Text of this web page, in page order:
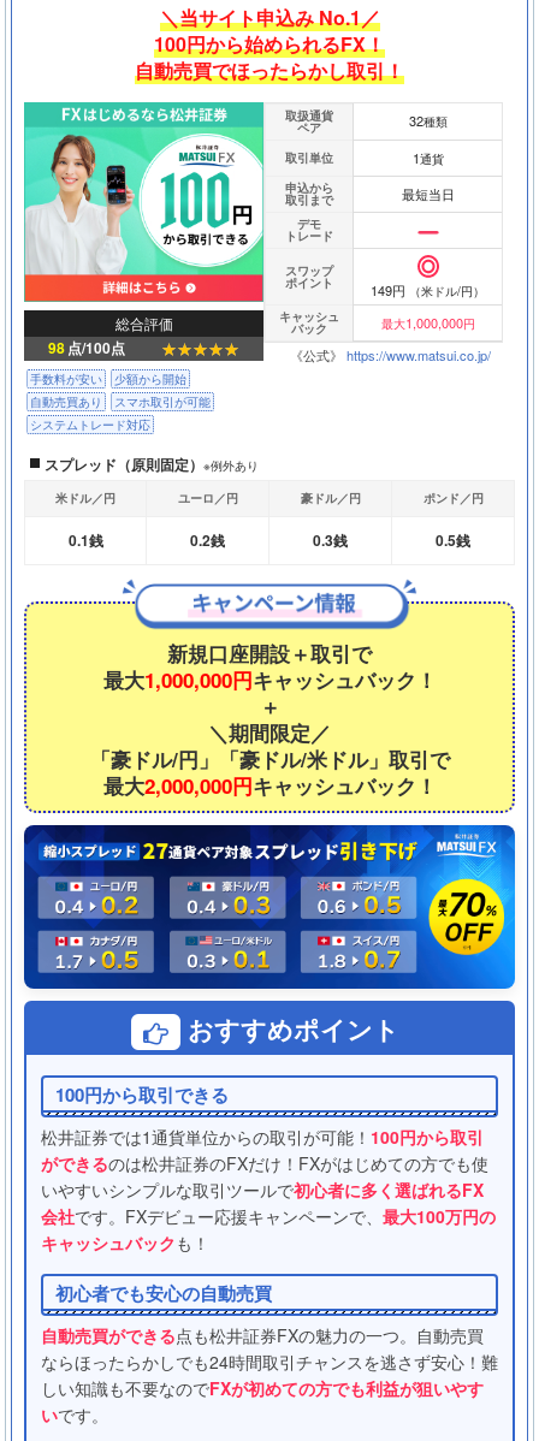
＼当サイト申込み No.1／
100円から始められるFX！
自動売買でほったらかし取引！
総合評価
98点/100点
手数料が安い
少額から開始
自動売買あり
スマホ取引が可能
システムトレード対応
取扱通貨
ペア 32種類
取引単位 1通貨
申込から
取引まで 最短当日
デモ
トレード
スワップ
ポイント 149円
（米ドル/円）
キャッシュ
バック 最大1,000,000円
《公式》 https://www.matsui.co.jp/
スプレッド（原則固定） ※例外あり
米ドル／円
ユーロ／円 豪ドル／円 ポンド／円
0.1銭 0.2銭 0.3銭 0.5銭
新規口座開設＋取引で
最大1,000,000円キャッシュバック！
＋
＼期間限定／
「豪ドル/円」「豪ドル/米ドル」取引で
最大2,000,000円キャッシュバック！
おすすめポイント
100円から取引できる
松井証券では1通貨単位からの取引が可能！ 100円から取引
ができるのは松井証券のFXだけ！FXがはじめての方でも使
いやすいシンプルな取引ツールで初心者に多く選ばれるFX
会社です。FXデビュー応援キャンペーンで、 最大100万円の
キャッシュバック も！
初心者でも安心の自動売買
自動売買ができる点も松井証券FXの魅力の一つ。自動売買
ならほったらかしでも24時間取引チャンスを逃さず安心！難
しい知識も不要なのでFXが初めての方でも利益が狙いやす
いです。